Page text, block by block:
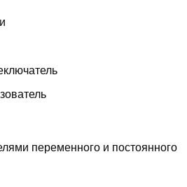
переменного и постоянного